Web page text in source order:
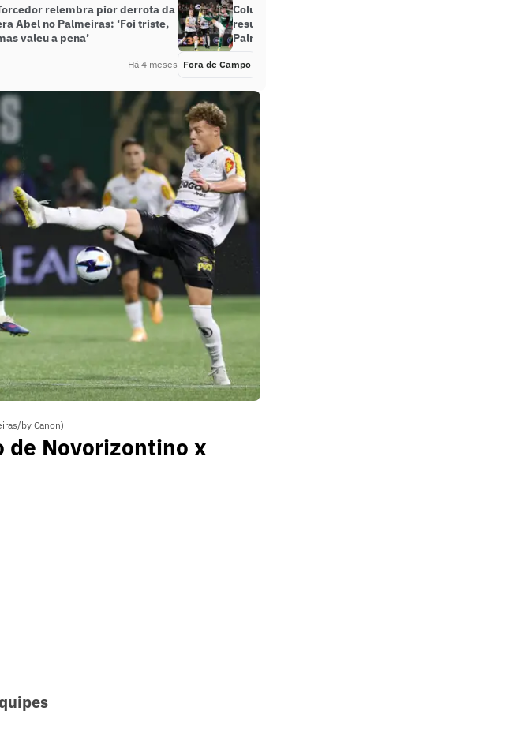
relembra pior derrota da
Abel no Palmeiras: ‘Foi triste,
valeu a pena’
Há 4 meses
Colunistas do Lance! cravam
resultado de Novorizontino x
Palmeiras
Fora de Campo
by Canon)
de Novorizontino x